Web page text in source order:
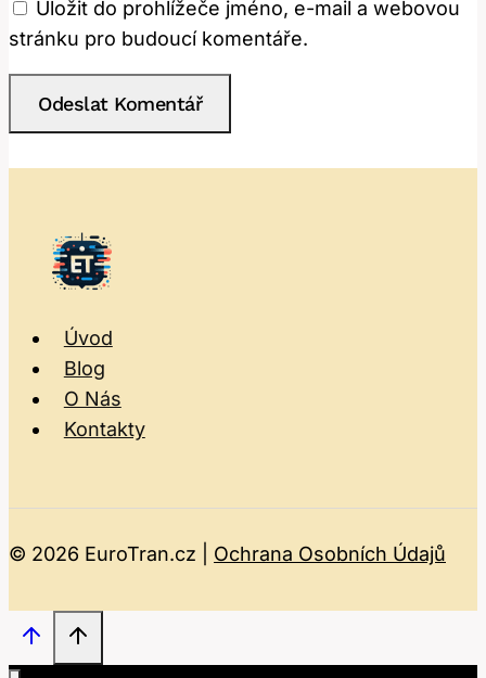
Uložit do prohlížeče jméno, e-mail a webovou
stránku pro budoucí komentáře.
Úvod
Blog
O Nás
Kontakty
© 2026 EuroTran.cz | Ochrana Osobních Údajů